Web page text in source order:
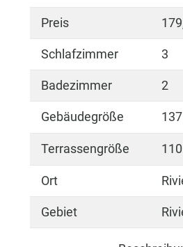
Preis
Schlafzimmer 3
Badezimmer 2
Gebäudegröße 137
Terrassengröße 110
Ort
Gebiet